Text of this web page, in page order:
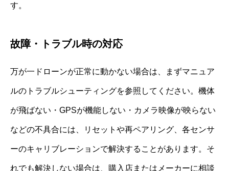
す。
故障・トラブル時の対応
万が一ドローンが正常に動かない場合は、まずマニュア
ルのトラブルシューティングを参照してください。機体
が飛ばない・GPSが機能しない・カメラ映像が映らない
などの不具合には、リセットや再ペアリング、各センサ
ーのキャリブレーションで解決することがあります。そ
れでも解決しない場合は、購入店またはメーカーに相談